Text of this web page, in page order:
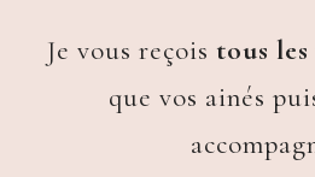
Je vous reçois tous
que vos ainés